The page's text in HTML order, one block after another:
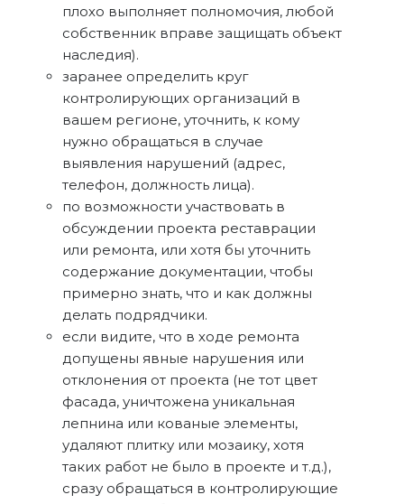
плохо выполняет полномочия, любой
собственник вправе защищать объект
наследия).
заранее определить круг
контролирующих организаций в
вашем регионе, уточнить, к кому
нужно обращаться в случае
выявления нарушений (адрес,
телефон, должность лица).
по возможности участвовать в
обсуждении проекта реставрации
или ремонта, или хотя бы уточнить
содержание документации, чтобы
примерно знать, что и как должны
делать подрядчики.
если видите, что в ходе ремонта
допущены явные нарушения или
отклонения от проекта (не тот цвет
фасада, уничтожена уникальная
лепнина или кованые элементы,
удаляют плитку или мозаику, хотя
таких работ не было в проекте и т.д.),
сразу обращаться в контролирующие